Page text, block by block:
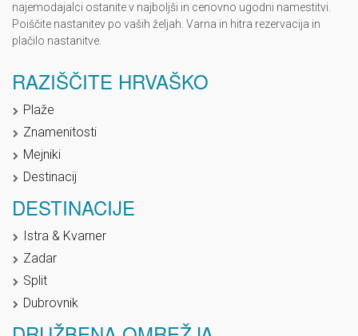
najemodajalci ostanite v najboljši in cenovno ugodni namestitvi.
Poiščite nastanitev po vaših željah. Varna in hitra rezervacija in
plačilo nastanitve.
RAZIŠČITE HRVAŠKO
Plaže
Znamenitosti
Mejniki
Destinacij
DESTINACIJE
Istra & Kvarner
Zadar
Split
Dubrovnik